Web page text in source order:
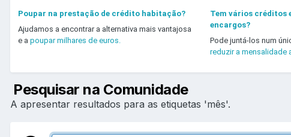
Poupar na prestação de crédito habitação?
Ajudamos a encontrar a alternativa mais vantajosa
e a poupar milhares de euros.
Tem vários créditos
encargos?
Pode juntá-los num
reduzir a mensalidade
Pesquisar na Comunidade
A apresentar resultados para as etiquetas 'mês'.